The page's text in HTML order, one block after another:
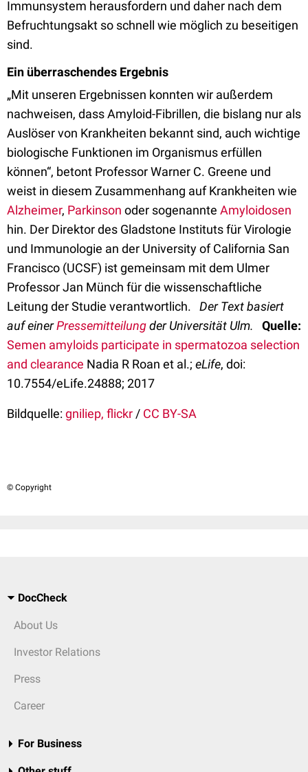
Immunsystem herausfordern und daher nach dem
Befruchtungsakt so schnell wie möglich zu beseitigen
sind.
Ein überraschendes Ergebnis
„Mit unseren Ergebnissen konnten wir außerdem
nachweisen, dass Amyloid-Fibrillen, die bislang nur als
Auslöser von Krankheiten bekannt sind, auch wichtige
biologische Funktionen im Organismus erfüllen
können“, betont Professor Warner C. Greene und
weist in diesem Zusammenhang auf Krankheiten wie
Alzheimer, Parkinson oder sogenannte Amyloidosen
hin. Der Direktor des Gladstone Instituts für Virologie
und Immunologie an der University of California San
Francisco (UCSF) ist gemeinsam mit dem Ulmer
Professor Jan Münch für die wissenschaftliche
Leitung der Studie verantwortlich. Der Text basiert
auf einerPressemitteilungder Universität Ulm.
Quelle:
Semen amyloids participate in spermatozoa selection
and clearance Nadia R Roan et al.; eLife, doi:
10.7554/eLife.24888; 2017
Bildquelle:gniliep, flickr / CC BY-SA
© Copyright
DocCheck
About Us
Investor Relations
Press
Career
For Business